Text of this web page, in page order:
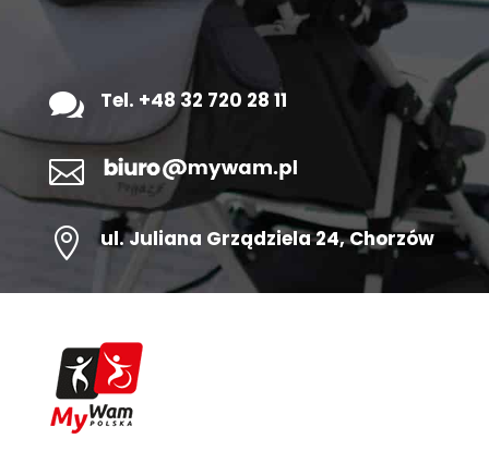
 Tel. +48 32 720 28 11

 ul.Juliana Grządziela 24, Chorzów